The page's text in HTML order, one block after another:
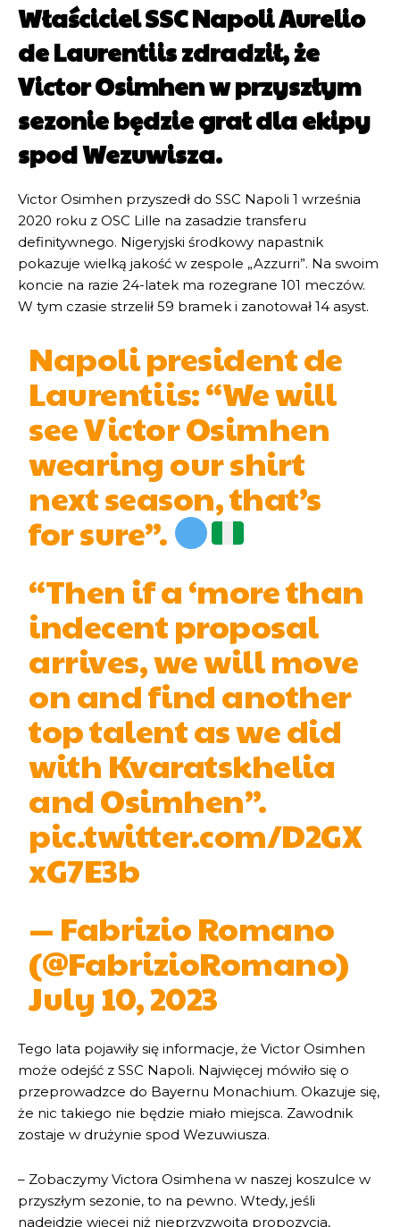
Właściciel SSC Napoli Aurelio
de Laurentiis zdradził, że
Victor Osimhen w przyszłym
sezonie będzie grał dla ekipy
spod Wezuwisza.
Victor Osimhen przyszedł do SSC Napoli 1 września
2020 roku z OSC Lille na zasadzie transferu
definitywnego. Nigeryjski środkowy napastnik
pokazuje wielką jakość w zespole „Azzurri”. Na swoim
koncie na razie 24-latek ma rozegrane 101 meczów.
W tym czasie strzelił 59 bramek i zanotował 14 asyst.
Napoli president de
Laurentiis: “We will
see Victor Osimhen
wearing our shirt
next season, that’s
for sure”.
“Then if a ‘more than
indecent proposal
arrives, we will move
on and find another
top talent as we did
with Kvaratskhelia
and Osimhen”.
pic.twitter.com/D2GX
xG7E3b
— Fabrizio Romano
(@FabrizioRomano)
July 10, 2023
Tego lata pojawiły się informacje, że Victor Osimhen
może odejść z SSC Napoli. Najwięcej mówiło się o
przeprowadzce do Bayernu Monachium. Okazuje się,
że nic takiego nie będzie miało miejsca. Zawodnik
zostaje w drużynie spod Wezuwiusza.
– Zobaczymy Victora Osimhena w naszej koszulce w
przyszłym sezonie, to na pewno. Wtedy, jeśli
nadejdzie więcej niż nieprzyzwoita propozycja,